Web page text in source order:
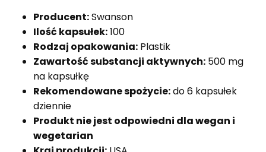
Producent:Swanson
Ilość kapsułek:100
Rodzaj opakowania: Plastik
Zawartość substancji aktywnych: 500 mg
na kapsułkę
Rekomendowane spożycie:do 6 kapsułek
dziennie
Produkt nie jest odpowiedni dla wegan i
wegetarian